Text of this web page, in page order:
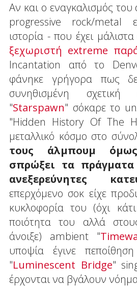
Αν και ο εναγκαλισμός
progressive rock/metal
ιστορία - που έχει
ξεχωριστή extreme
Incantation από το
φάνηκε γρήγορα πως
συνηθισμένη
"Starspawn" σόκαρε το
"Hidden History Of The
μεταλλικό κόσμο στο
τους άλμπουμ
σπρώξει τα
ανεξερεύνητες
επερχόμενο σοκ είχε
κυκλοφορία του (όχι
ποιότητα του αλλά
άνοιξε) ambient "
υποψία έγινε
"Luminescent Bridge"
έρχονται να βγάλουν